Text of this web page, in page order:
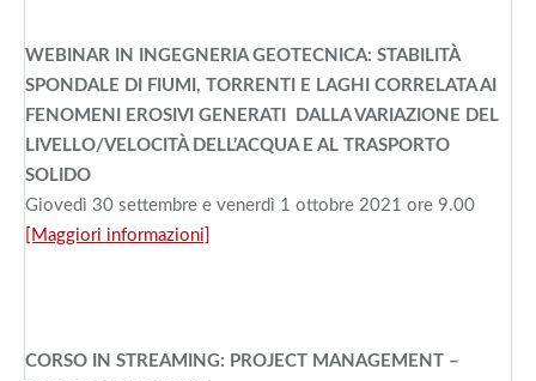
WEBINAR IN INGEGNERIA GEOTECNICA: STABILITÀ
SPONDALE DI FIUMI, TORRENTI E LAGHI CORRELATA AI
FENOMENI EROSIVI GENERATI DALLA VARIAZIONE DEL
LIVELLO/VELOCITÀ DELL’ACQUA E AL TRASPORTO
SOLIDO
Giovedì 30 settembre e venerdì 1 ottobre 2021 ore 9.00
[Maggiori informazioni]
CORSO IN STREAMING: PROJECT MANAGEMENT –